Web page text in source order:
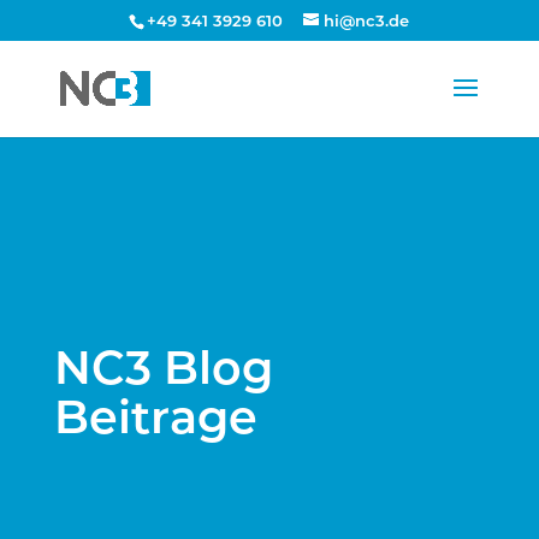
+49 341 3929 610 hi@nc3.de
NC3 Blog
Beitrage